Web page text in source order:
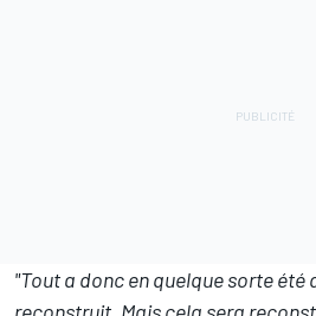
"Tout a donc en quelque sorte